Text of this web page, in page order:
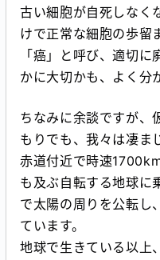
古い細胞が自死しなく
けで正常な細胞の歩留
「癌」と呼び、適切
かに大切かも、よく分
ちなみに余談ですが、
もりでも、我々は凄ま
赤道付近で時速
も及ぶ自転する地球に
で太陽の周りを公転し
ています。
地球で生きている以上